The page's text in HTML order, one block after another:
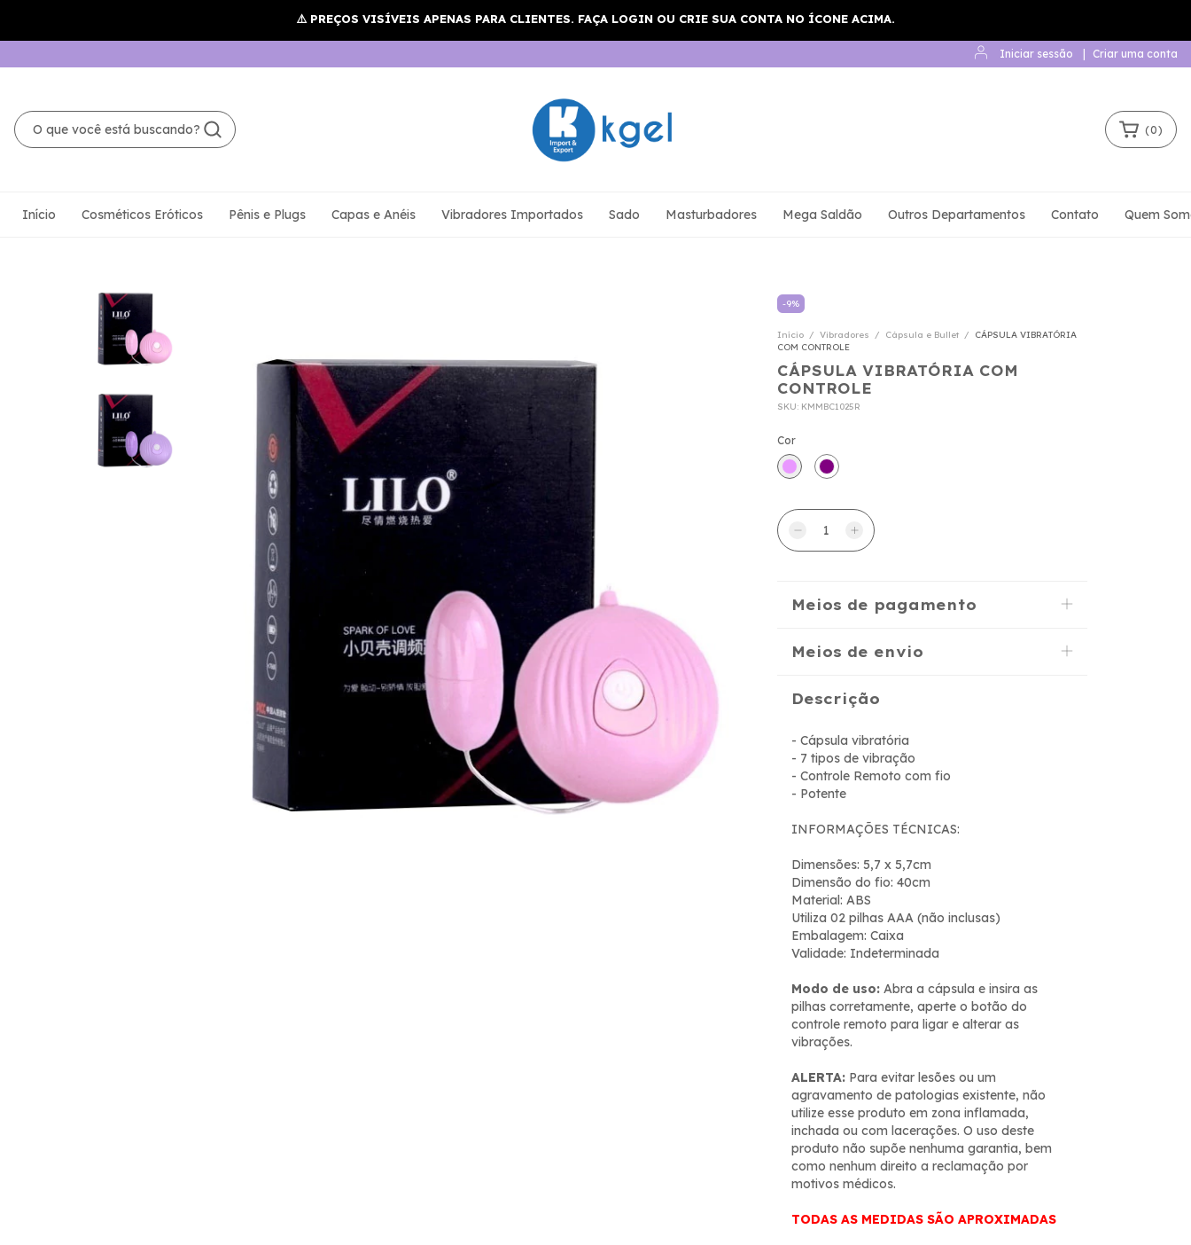
Iniciar sessão Criar uma conta
(0)
Início Cosméticos Eróticos Pênis e Plugs Capas e Anéis Vibradores Importados Sado Masturbadores Mega Saldão Outros Departamentos Contato Quem
-9%
Início / Vibradores / Cápsula e Bullet /
CÁPSULA VIBRATÓRIA
COM CONTROLE
CÁPSULA VIBRATÓRIA COM
CONTROLE
SKU: KMMBC1025R
Cor
Meios de pagamento
Meios de envio
Descrição
- Cápsula vibratória
- 7 tipos de vibração
- Controle Remoto com fio
- Potente
INFORMAÇÕES TÉCNICAS:
Dimensões: 5,7 x 5,7cm
Dimensão do fio: 40cm
Material: ABS
Utiliza 02 pilhas AAA (não inclusas)
Embalagem: Caixa
Validade: Indeterminada
Modo de uso: Abra a cápsula e insira as
pilhas corretamente, aperte o botão do
controle remoto para ligar e alterar as
vibrações.
ALERTA: Para evitar lesões ou um
agravamento de patologias existente, não
utilize esse produto em zona inflamada,
inchada ou com lacerações. O uso deste
produto não supõe nenhuma garantia, bem
como nenhum direito a reclamação por
motivos médicos.
TODAS AS MEDIDAS SÃO APROXIMADAS